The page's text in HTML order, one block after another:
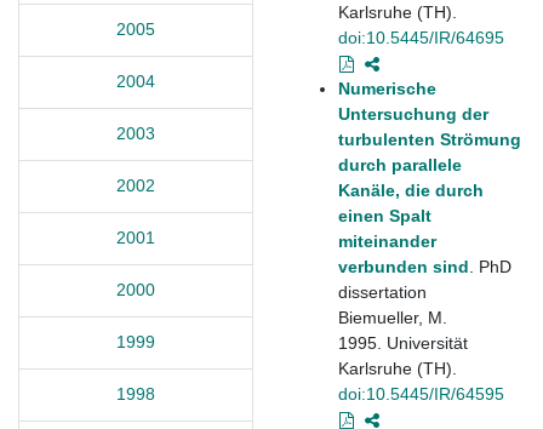
2005
2004
2003
2002
2001
2000
1999
1998
Karlsruhe (TH).
doi:10.5445/IR/64695
Numerische
Untersuchung der
turbulenten Strömung
durch parallele
Kanäle, die durch
einen Spalt
miteinander
verbunden sind . PhD
dissertation
Biemueller, M.
1995. Universität
Karlsruhe (TH).
doi:10.5445/IR/64595